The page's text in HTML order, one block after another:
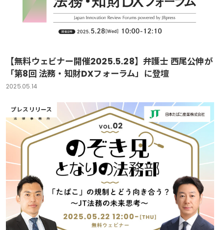
【無料ウェビナー開催2025.5.28】弁護士 西尾公伸が
「第8回 法務・知財DXフォーラム」に登壇
2025.05.14
プレスリリース